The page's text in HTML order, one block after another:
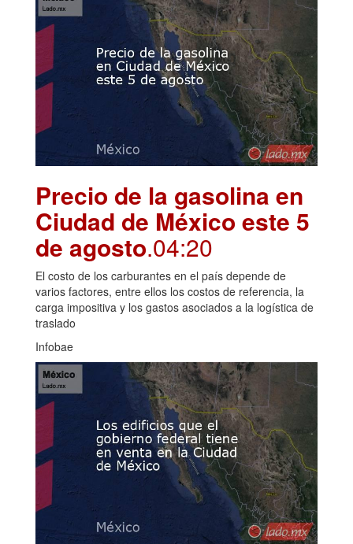
Precio de la gasolina en
Ciudad de México este 5
de agosto.04:20
El costo de los carburantes en el país depende de
varios factores, entre ellos los costos de referencia, la
carga impositiva y los gastos asociados a la logística de
traslado
Infobae